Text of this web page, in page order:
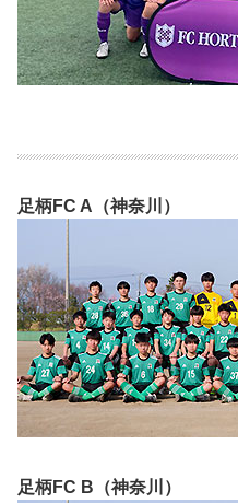
足柄FC A（神奈川）
足柄FC B（神奈川）